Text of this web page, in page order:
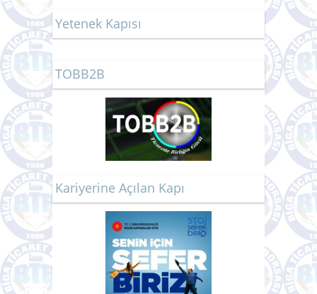
Yetenek Kapısı
TOBB2B
Kariyerine Açılan Kapı